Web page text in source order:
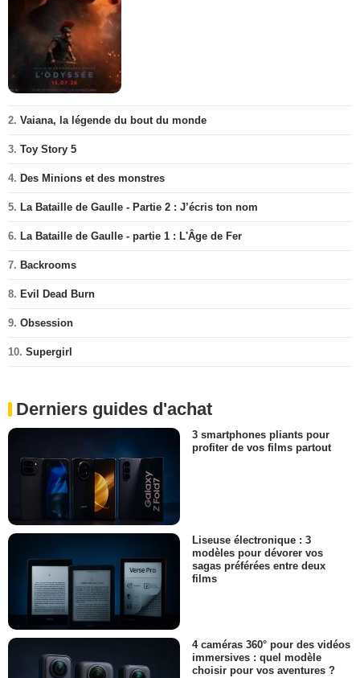
2. Vaiana, la légende du bout du monde
3. Toy Story 5
4. Des Minions et des monstres
5. La Bataille de Gaulle - Partie 2 : J’écris ton nom
6. La Bataille de Gaulle - partie 1 : L'Âge de Fer
7. Backrooms
8. Evil Dead Burn
9. Obsession
10. Supergirl
Derniers guides d'achat
3 smartphones pliants pour
profiter de vos films partout
Liseuse électronique : 3
modèles pour dévorer vos
sagas préférées entre deux
films
4 caméras 360° pour des vidéos
immersives : quel modèle
choisir pour vos aventures ?